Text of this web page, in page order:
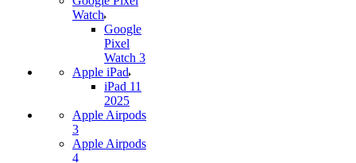
Watch
Google
Pixel
Watch 3
Apple iPad
iPad 11
2025
Apple Airpods
3
Apple Airpods
4